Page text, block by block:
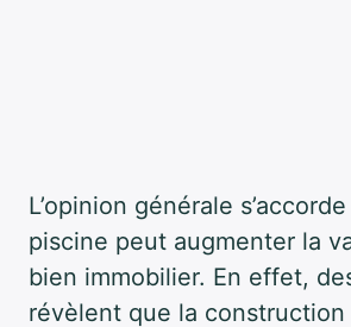
L’opinion générale
piscine peut augmenter la
bien immobilier. En effet,
révèlent que la construction